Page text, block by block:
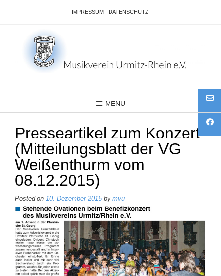
IMPRESSUM DATENSCHUTZ
MENU
Presseartikel zum Konzert
(Mitteilungsblatt der VG
Weißenthurm vom
08.12.2015)
Posted on 10. Dezember 2015by mvu